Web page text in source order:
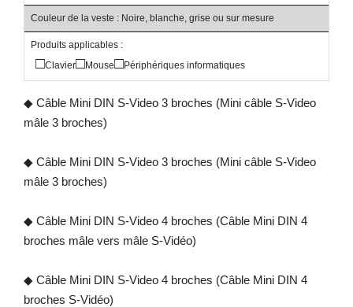
Couleur de la veste : Noire, blanche, grise ou sur mesure
Produits applicables :
□Clavier□Mouse□Périphériques informatiques
◆ Câble Mini DIN S-Video 3 broches (Mini câble S-Video
mâle 3 broches)
◆ Câble Mini DIN S-Video 3 broches (Mini câble S-Video
mâle 3 broches)
◆ Câble Mini DIN S-Video 4 broches (Câble Mini DIN 4
broches mâle vers mâle S-Vidéo)
◆ Câble Mini DIN S-Video 4 broches (Câble Mini DIN 4
broches S-Vidéo)